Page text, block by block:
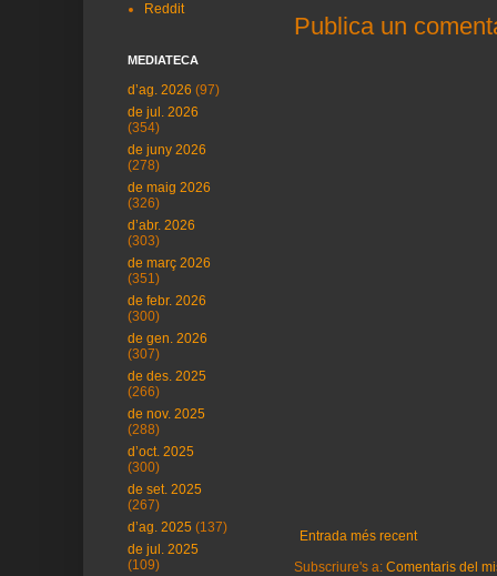
Publica un
Entrada més recent
Subscriure's a: Comentaris del
Reddit
MEDIATECA
d’ag. 2026 (97)
de jul. 2026
(354)
de juny 2026
(278)
de maig 2026
(326)
d’abr. 2026
(303)
de març 2026
(351)
de febr. 2026
(300)
de gen. 2026
(307)
de des. 2025
(266)
de nov. 2025
(288)
d’oct. 2025
(300)
de set. 2025
(267)
d’ag. 2025 (137)
de jul. 2025
(109)